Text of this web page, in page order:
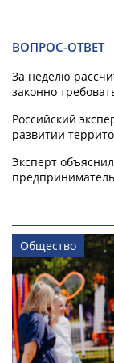
ВОПРОС-ОТВЕТ
За неделю
законно
Российский
развитии
Эксперт
Общество